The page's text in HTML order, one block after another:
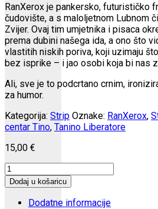
RanXerox je pankersko, futurističko
čudovište, a s maloljetnom Lubnom
Zvijer. Ovaj tim umjetnika i pisaca
prema dubini našega ida, a ono što
vlastitih niskih poriva, koji uzimaju
bez isprike – i jao osobi koja bi nas
Ali, sve je to podcrtano crnim,
za humor.
Kategorija: Strip Oznake: RanXerox,
centar Tino, Tanino Liberatore
15,00 €
RanXerox
2
količina
Dodaj u košaricu
Dodatne informacije